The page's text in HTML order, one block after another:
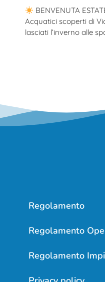
BENVENUTA
Acquatici scoperti di
lasciati l’inverno alle
Regolamento
Regolamento
Regolamento